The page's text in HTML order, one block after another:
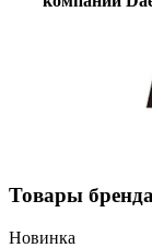
Товары бренда
Новинка